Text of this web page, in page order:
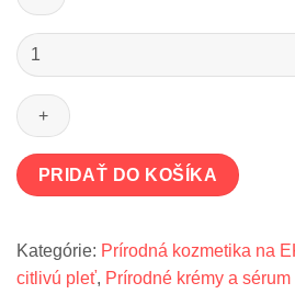
množstvo
Intenzívne
sérum
SKIN
olejové
na
citlivú
pleť
PRIDAŤ DO KOŠÍKA
Kategórie: Prírodná kozmetika na
citlivú pleť, Prírodné krémy a sérum